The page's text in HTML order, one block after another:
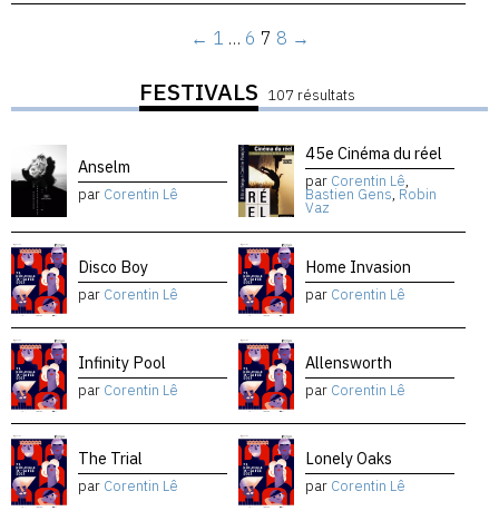
← 1 … 6 7 8 →
FESTIVALS 107 résultats
Anselm
par Corentin Lê
45e Cinéma du réel
par Corentin Lê,
Bastien Gens, Robin
Vaz
Disco Boy
par Corentin Lê
Home Invasion
par Corentin Lê
Infinity Pool
par Corentin Lê
Allensworth
par Corentin Lê
The Trial
par Corentin Lê
Lonely Oaks
par Corentin Lê